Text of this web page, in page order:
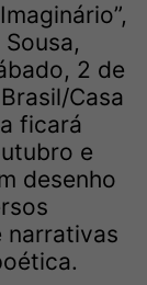
2 de
Casa
ficará
e
desenho
narrativas